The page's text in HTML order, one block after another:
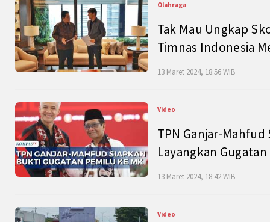
Olahraga
Tak Mau Ungkap
Timnas Indonesia
13 Maret 2024, 18:56 WIB
Video
TPN Ganjar-
Layangkan
13 Maret 2024, 18:42 WIB
Video